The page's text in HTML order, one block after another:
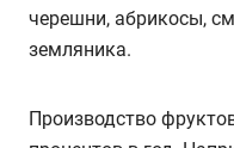
черешни, абрикосы,
земляника.
Производство